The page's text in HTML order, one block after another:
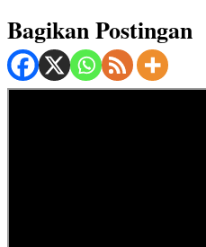
Bagikan Postingan